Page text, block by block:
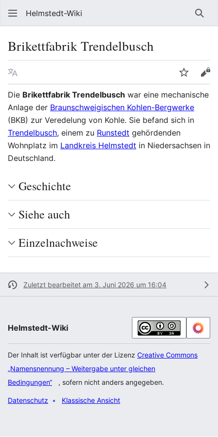
Helmstedt-Wiki
Brikettfabrik Trendelbusch
Sprache
Die Brikettfabrik Trendelbusch war eine mechanische
Anlage der Braunschweigischen Kohlen-Bergwerke
(BKB) zur Veredelung von Kohle. Sie befand sich in
Trendelbusch, einem zu Runstedt gehördenden
Wohnplatz im Landkreis Helmstedt in Niedersachsen in
Deutschland.
Geschichte
Siehe auch
Einzelnachweise
Zuletzt bearbeitet am 3. Juni 2026 um 16:04
Helmstedt-Wiki
Der Inhalt ist verfügbar unter der Lizenz Creative Commons
„Namensnennung – Weitergabe unter gleichen
Bedingungen“
, sofern nicht anders angegeben.
Datenschutz Klassische Ansicht